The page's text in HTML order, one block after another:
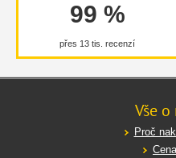
99 %
přes 13 tis. recenzí
Vše
Proč